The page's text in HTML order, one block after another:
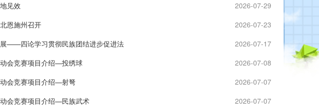
见效
2026-07-29
恩施州召开
2026-07-23
——四论学习贯彻民族团结进步促进法
2026-07-17
会竞赛项目介绍—投绣球
2026-07-08
会竞赛项目介绍—射弩
2026-07-07
会竞赛项目介绍—民族武术
2026-07-07